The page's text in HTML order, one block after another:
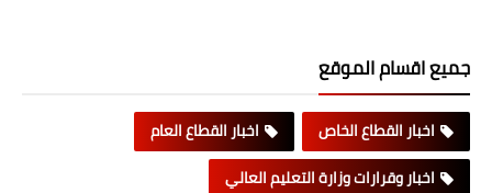
جميع اقسام الموقع
اخبار القطاع الخاص
اخبار القطاع العام
اخبار وقرارات وزارة التعليم العالي